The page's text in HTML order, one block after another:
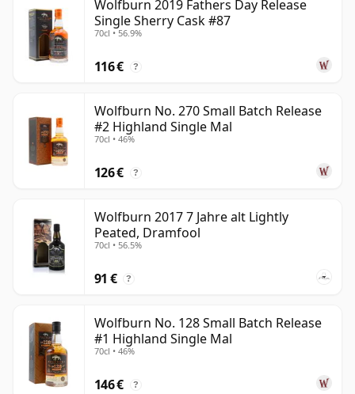
Wolfburn 2019 Fathers Day Release
Single Sherry Cask #87
70cl • 56.9%
116 € ?
Wolfburn No. 270 Small Batch Release
#2 Highland Single Mal
70cl • 46%
126 € ?
Wolfburn 2017 7 Jahre alt Lightly
Peated, Dramfool
70cl • 56.5%
91 € ?
Wolfburn No. 128 Small Batch Release
#1 Highland Single Mal
70cl • 46%
146 € ?